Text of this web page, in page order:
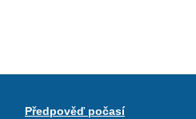
Předpověď počasí